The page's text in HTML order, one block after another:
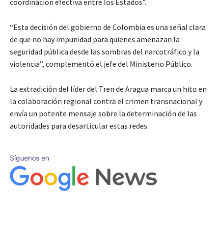
coordinación efectiva entre los Estados”.
“Esta decisión del gobierno de Colombia es una señal clara
de que no hay impunidad para quienes amenazan la
seguridad pública desde las sombras del narcotráfico y la
violencia”, complementó el jefe del Ministerio Público.
La extradición del líder del Tren de Aragua marca un hito en
la colaboración regional contra el crimen transnacional y
envía un potente mensaje sobre la determinación de las
autoridades para desarticular estas redes.
Síguenos en